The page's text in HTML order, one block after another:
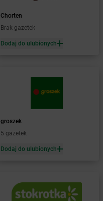
Chorten
Brak gazetek
Dodaj do ulubionych
groszek
5 gazetek
Dodaj do ulubionych